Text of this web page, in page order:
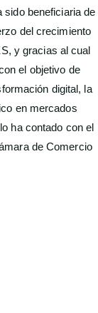
sido beneficiaria de
del crecimiento
y gracias al cual
el objetivo de
digital, la
en mercados
ha contado con el
de Comercio